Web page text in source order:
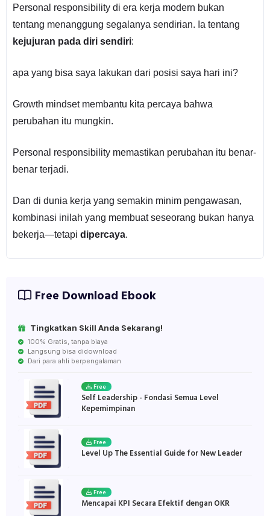
Personal responsibility di era kerja modern bukan
tentang menanggung segalanya sendirian. Ia tentang
kejujuran pada diri sendiri:
apa yang bisa saya lakukan dari posisi saya hari ini?
Growth mindset membantu kita percaya bahwa
perubahan itu mungkin.
Personal responsibility memastikan perubahan itu benar-
benar terjadi.
Dan di dunia kerja yang semakin minim pengawasan,
kombinasi inilah yang membuat seseorang bukan hanya
bekerja—tetapi dipercaya.
Free Download Ebook
Tingkatkan Skill Anda Sekarang!
100% Gratis, tanpa biaya
Langsung bisa didownload
Dari para ahli berpengalaman
Free
Self Leadership - Fondasi Semua Level
Kepemimpinan
Free
Level Up The Essential Guide for New Leader
Free
Mencapai KPI Secara Efektif dengan OKR